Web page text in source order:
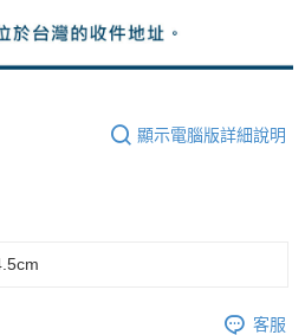
顯示電腦版詳細說明
客服